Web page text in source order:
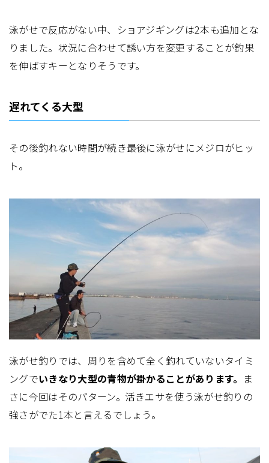
泳がせで反応がない中、ショアジギングは2本も追加とな
りました。状況に合わせて誘い方を変更することが釣果
を伸ばすキーとなりそうです。
遅れてくる大型
その後釣れない時間が続き最後に泳がせにメジロがヒッ
ト。
泳がせ釣りでは、周りを含めて全く釣れていないタイミ
ングでいきなり大型の青物が掛かることがあります。 ま
さに今回はそのパターン。活きエサを使う泳がせ釣りの
強さがでた1本と言えるでしょう。